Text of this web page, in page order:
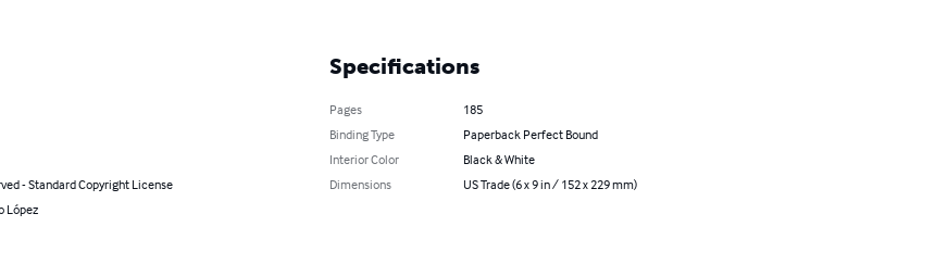
- Standard Copyright License
López
Specifications
Pages
185
Binding Type
Paperback Perfect Bound
Interior Color
Black & White
Dimensions
US Trade (6 x 9 in / 152 x 229 mm)